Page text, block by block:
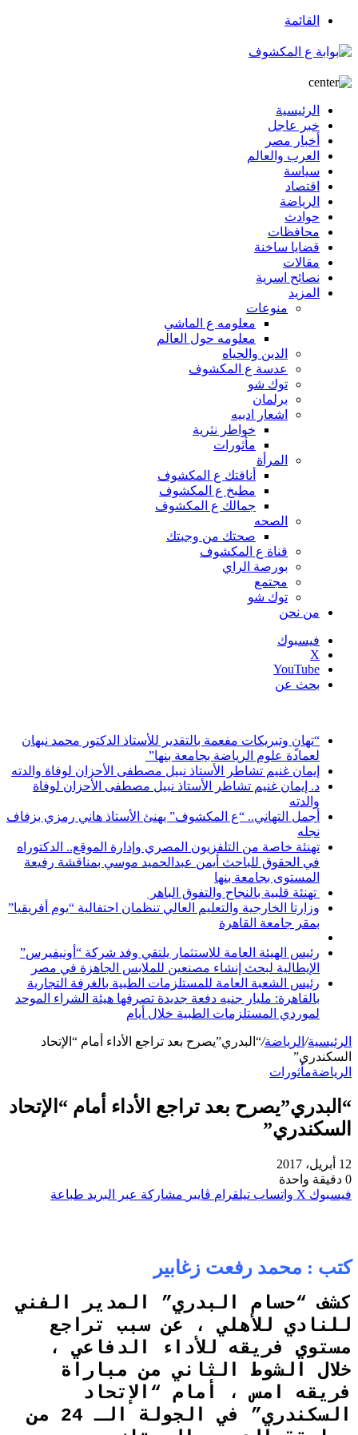
القائمة
الرئيسية
خبر عاجل
أخبار مصر
العرب والعالم
سياسة
اقتصاد
الرياضة
حوادث
محافظات
قضايا ساخنة
مقالات
نصائح اسرية
المزيد
منوعات
معلومه ع الماشي
معلومه حول العالم
الدين والحياه
عدسة ع المكشوف
توك شو
برلمان
اشعار ادبيه
خواطر نثرية
مأثورات
المرأة
أناقتك ع المكشوف
مطبخ ع المكشوف
جمالك ع المكشوف
الصحه
صحتك من وجبتك
قناة ع المكشوف
بورصة الراي
مجتمع
توك شو
من نحن
فيسبوك
‫X
‫YouTube
بحث عن
“تهانٍ وتبريكات مفعمة بالتقدير للأستاذ الدكتور محمد نبهان
لعمادة علوم الرياضة بجامعة بنها”
إيمان غنيم تشاطر الأستاذ نبيل مصطفى الأحزان لوفاة والدته
د. إيمان غنيم تشاطر الأستاذ نبيل مصطفى الأحزان لوفاة
والدته
أجمل التهاني.. “ع المكشوف” يهنئ الأستاذ هاني رمزي بزفاف
نجله
تهنئة خاصة من التلفزيون المصري وإدارة الموقع.. الدكتوراه
في الحقوق للباحث أيمن عبدالحميد موسي بمناقشة رفيعة
المستوى بجامعة بنها
تهنئة قلبية بالنجاح والتفوق الباهر
وزارتا الخارجية والتعليم العالي تنظمان احتفالية “يوم أفريقيا”
بمقر جامعة القاهرة
رئيس الهيئة العامة للاستثمار يلتقي وفد شركة “أونيفيرس”
الإيطالية لبحث إنشاء مصنعين للملابس الجاهزة في مصر
رئيس الشعبة العامة للمستلزمات الطبية بالغرفة التجارية
بالقاهرة: مليار جنيه دفعة جديدة تصرفها هيئة الشراء الموحد
لموردي المستلزمات الطبية خلال أيام
الرئيسية/ الرياضة/“البدري”يصرح بعد تراجع الأداء أمام “الإتحاد
السكندري”
الرياضةمأثورات
“البدري”يصرح بعد تراجع الأداء أمام “الإتحاد
السكندري”
12 أبريل، 2017
0 دقيقة واحدة
فيسبوك ‫X واتساب تيلقرام ڤايبر مشاركة عبر البريد طباعة
كتب : محمد رفعت زغابير
ﻛﺸﻒ “ﺣﺴﺎﻡ ﺍﻟﺒﺪﺭﻱ” ﺍﻟﻤﺪﻳﺮ ﺍﻟﻔﻨﻲ
للنادي ﻟﻸﻫﻠﻲ ، ﻋﻦ ﺳﺒﺐ ﺗﺮﺍﺟﻊ
مستوي ﻓﺮﻳﻘﻪ ﻟﻸﺩﺍﺀ ﺍﻟﺪﻓﺎﻋﻲ ،
ﺧﻼﻝ ﺍﻟﺸﻮﻁ ﺍﻟﺜﺎﻧﻲ ﻣﻦ ﻣﺒﺎﺭﺍﺓ
ﻓﺮﻳﻘﻪ ﺍمس ، ﺃﻣﺎﻡ “ﺍلإﺗﺤﺎﺩ
ﺍﻟﺴﻜﻨﺪﺭﻱ” ﻓﻲ ﺍﻟﺠﻮﻟﺔ ﺍﻟـ 24 ﻣﻦ